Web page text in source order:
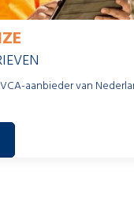
aanbieder van